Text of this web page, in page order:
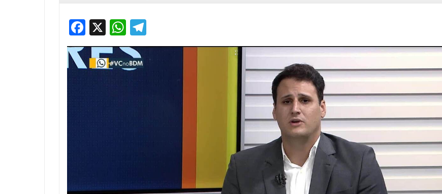
Facebook
X WhatsApp